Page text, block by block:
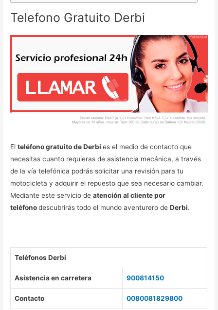
Telefono Gratuito Derbi
Elteléfono gratuito de Derbies el medio de contacto que
necesitas cuanto requieras de asistencia mecánica, a través
de la vía telefónica podrás solicitar una revisión para tu
motocicleta y adquirir el repuesto que sea necesario cambiar.
Mediante este servicio deatención al cliente por
teléfonodescubrirás todo el mundo aventurero deDerbi.
Teléfonos Derbi
Asistencia en carretera 900814150
Contacto 0080081829800